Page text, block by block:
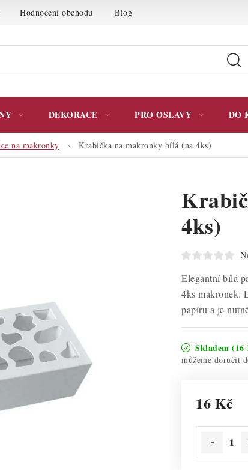
Hodnocení obchodu Blog
DEKORACE PRO OSLAVY DO
na makronky Krabička na makronky bílá (na 4ks)
4ks)
Elegantní bílá
4ks makronek.
papíru a je
Skladem (16
16 Kč